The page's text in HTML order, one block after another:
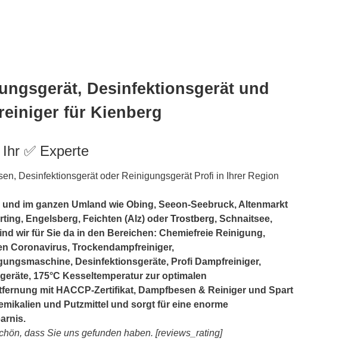
Desinfektionsgerät und
für Kienberg
✅ Experte
Desinfektionsgerät oder Reinigungsgerät Profi in Ihrer Region
und im ganzen Umland wie Obing, Seeon-Seebruck, Altenmarkt
Engelsberg, Feichten (Alz) oder Trostberg, Schnaitsee,
wir für Sie da in den Bereichen: Chemiefreie Reinigung,
Coronavirus, Trockendampfreiniger,
Desinfektionsgeräte, Profi Dampfreiniger,
175°C Kesseltemperatur zur optimalen
mit HACCP-Zertifikat, Dampfbesen & Reiniger und Spart
und Putzmittel und sorgt für eine enorme
dass Sie uns gefunden haben. [reviews_rating]